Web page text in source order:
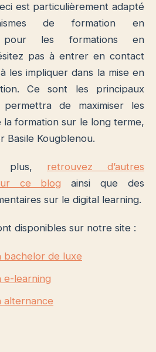
est particulièrement adapté
de formation en
les formations en
pas à entrer en contact
les impliquer dans la mise en
Ce sont les principaux
de maximiser les
formation sur le long terme,
Basile Kougblenou.
plus, retrouvez d’autres
ce blog ainsi que des
sur le digital learning.
disponibles sur notre site :
bachelor de luxe
e-learning
alternance